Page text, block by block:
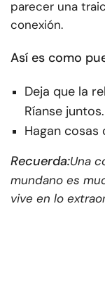
parecer una
conexión.
Así es como
Deja que la
Ríanse juntos.
Hagan cosas
Recuerda:Una
mundano es
vive en lo